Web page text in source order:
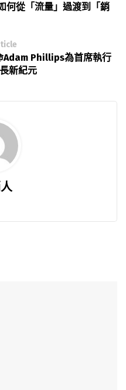
何從「流量」過渡到「銷
Adam Phillips為首席執行
新紀元